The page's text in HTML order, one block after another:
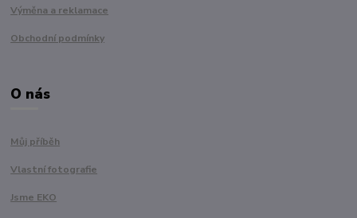
Výměna a reklamace
Obchodní podmínky
O nás
Můj příběh
Vlastní fotografie
Jsme EKO